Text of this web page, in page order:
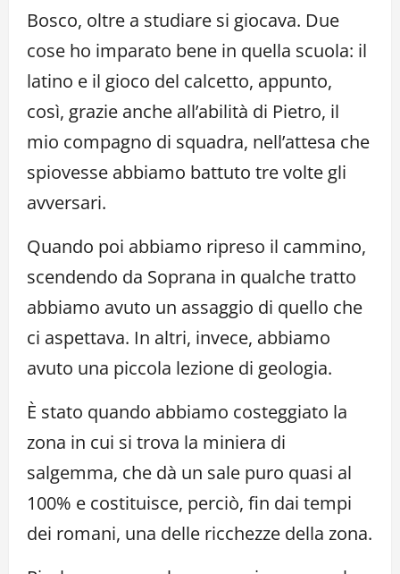
Bosco, oltre a studiare si giocava. Due
cose ho imparato bene in quella scuola: il
latino e il gioco del calcetto, appunto,
così, grazie anche all’abilità di Pietro, il
mio compagno di squadra, nell’attesa che
spiovesse abbiamo battuto tre volte gli
avversari.
Quando poi abbiamo ripreso il cammino,
scendendo da Soprana in qualche tratto
abbiamo avuto un assaggio di quello che
ci aspettava. In altri, invece, abbiamo
avuto una piccola lezione di geologia.
È stato quando abbiamo costeggiato la
zona in cui si trova la miniera di
salgemma, che dà un sale puro quasi al
100% e costituisce, perciò, fin dai tempi
dei romani, una delle ricchezze della zona.